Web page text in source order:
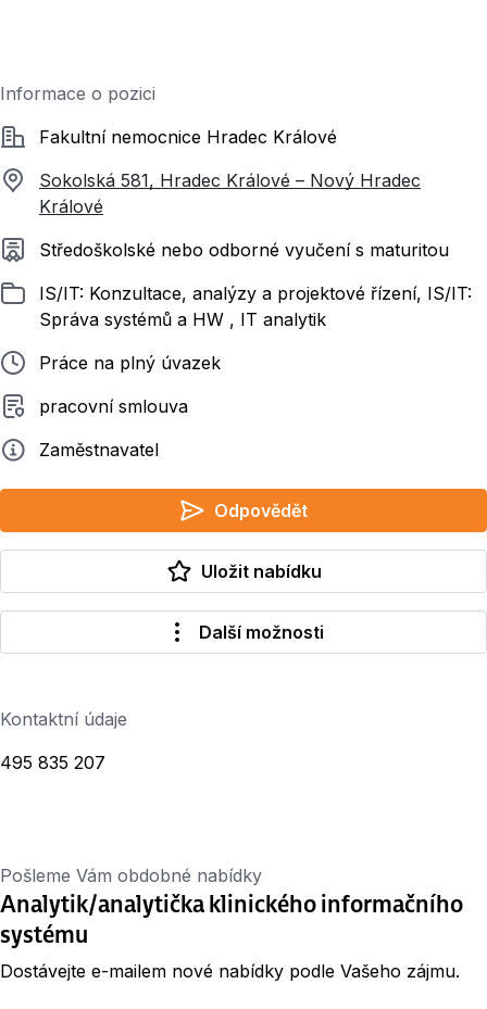
Informace o pozici
SpolečnostFakultní nemocnice Hradec Králové
Sokolská 581, Hradec Králové – Nový Hradec
Králové
Požadované vzdělání
Středoškolské nebo odborné vyučení s maturitou
ZařazenoIS/IT: Konzultace, analýzy a projektové řízení, IS/IT:
Správa systémů a HW , IT analytik
Typ pracovního poměru
Práce na plný úvazek
Typ smluvního vztahu
pracovní smlouva
ZadavatelZaměstnavatel
Odpovědět
Uložit nabídku
Další možnosti
Kontaktní údaje
495 835 207
Pošleme Vám obdobné nabídky
Analytik/analytička klinického informačního
systému
Dostávejte e-mailem nové nabídky podle Vašeho zájmu.